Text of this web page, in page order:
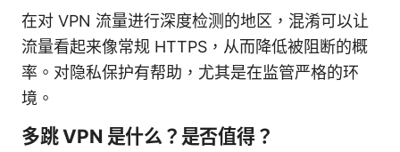
在对 VPN 流量进行深度检测的地区，混淆可以让
流量看起来像常规 HTTPS，从而降低被阻断的概
率。对隐私保护有帮助，尤其是在监管严格的环
境。
多跳 VPN 是什么？是否值得？